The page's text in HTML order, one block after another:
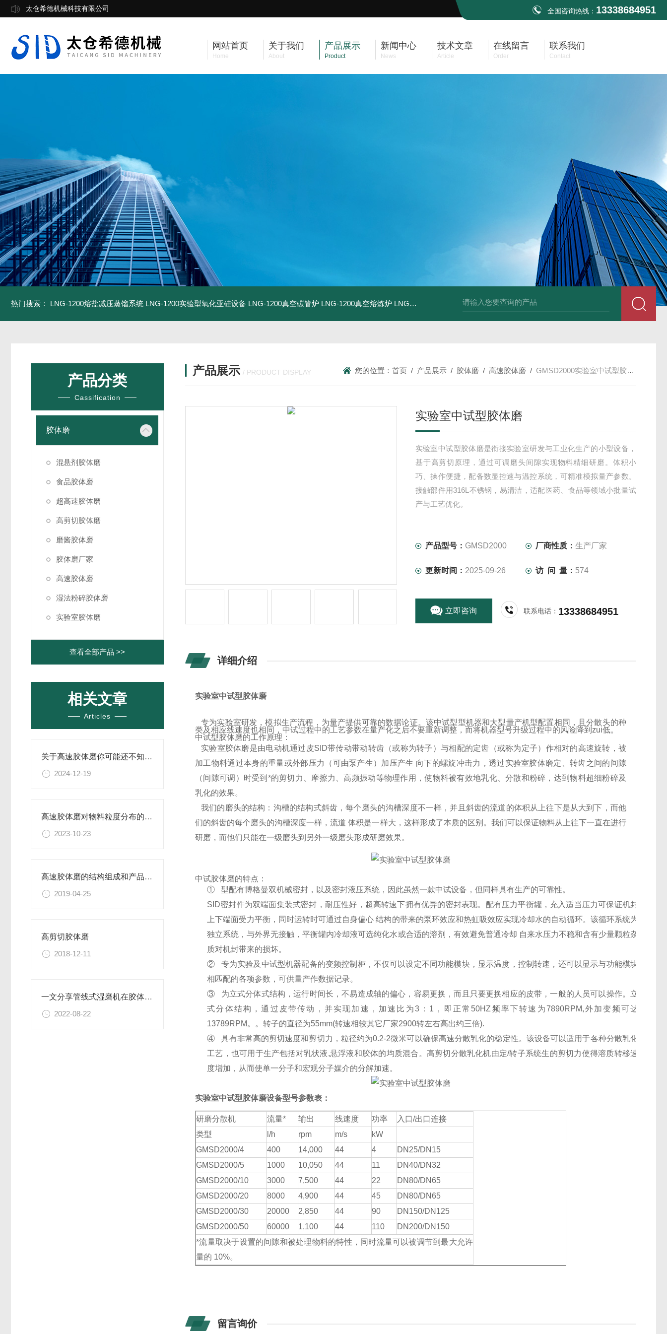
太仓希德机械科技有限公司 全国咨询热线： 13338684951
网站首页
Home
关于我们
About
产品展示
Product
新闻中心
News
技术文章
Article
在线留言
Order
联系我们
Contact
热门搜索： LNG-1200熔盐减压蒸馏系统 LNG-1200实验型氧化亚硅设备 LNG-1200真空碳管炉 LNG-1200真空熔炼炉 LNG-1200真空热压炉 LNG-1200真空钨丝炉 LNHZ-1200
产品分类
Cassification
胶体磨
混悬剂胶体磨
食品胶体磨
超高速胶体磨
高剪切胶体磨
磨酱胶体磨
胶体磨厂家
高速胶体磨
湿法粉碎胶体磨
实验室胶体磨
查看全部产品 >>
相关文章
Articles
关于高速胶体磨你可能还不知道！
2024-12-19
高速胶体磨对物料粒度分布的影响研究
2023-10-23
高速胶体磨的结构组成和产品优势
2019-04-25
高剪切胶体磨
2018-12-11
一文分享管线式湿磨机在胶体生产中有什么作用？
2022-08-22
产品展示 / PRODUCT DISPLAY 您的位置：首页 / 产品展示 / 胶体磨 /高速胶体磨 / GMSD2000实验室中试型胶体磨
实验室中试型胶体磨
实验室中试型胶体磨是衔接实验室研发与工业化生产的小型设备，
基于高剪切原理，通过可调磨头间隙实现物料精细研磨。体积小
巧、操作便捷，配备数显控速与温控系统，可精准模拟量产参数。
接触部件用316L不锈钢，易清洁，适配医药、食品等领域小批量试
产与工艺优化。
产品型号： GMSD2000 厂商性质：生产厂家
更新时间： 2025-09-26 访 问 量： 574
立即咨询 联系电话： 13338684951
详细介绍
实验室中试型胶体磨
专为实验室研发，模拟生产流程，为量产提供可靠的数据论证。该中试型型机器和大型量产机型配置相同，且分散头的种
类及相应线速度也相同，中试过程中的工艺参数在量产化之后不要重新调整，而将机器型号升级过程中的风险降到zui低。
中试型胶体磨的工作原理：
实验室胶体磨是由电动机通过皮SID带传动带动转齿（或称为转子）与相配的定齿（或称为定子）作相对的高速旋转，被
加工物料通过本身的重量或外部压力（可由泵产生）加压产生 向下的螺旋冲击力，透过实验室胶体磨定、转齿之间的间隙
（间隙可调）时受到*的剪切力、摩擦力、高频振动等物理作用，使物料被有效地乳化、分散和粉碎，达到物料超细粉碎及
乳化的效果。
我们的磨头的结构：沟槽的结构式斜齿，每个磨头的沟槽深度不一样，并且斜齿的流道的体积从上往下是从大到下，而他
们的斜齿的每个磨头的沟槽深度一样，流道 体积是一样大，这样形成了本质的区别。我们可以保证物料从上往下一直在进行
研磨，而他们只能在一级磨头到另外一级磨头形成研磨效果。
中试胶体磨的特点：
①
型配有博格曼双机械密封，以及密封液压系统，因此虽然一款中试设备，但同样具有生产的可靠性。
SID密封件为双端面集装式密封，耐压性好，超高转速下拥有优异的密封表现。配有压力平衡罐，充入适当压力可保证机封
上下端面受力平衡，同时运转时可通过自身偏心 结构的带来的泵环效应和热虹吸效应实现冷却水的自动循环。该循环系统为
独立系统，与外界无接触，平衡罐内冷却液可选纯化水或合适的溶剂，有效避免普通冷却 自来水压力不稳和含有少量颗粒杂
质对机封带来的损坏。
②
专为实验及中试型机器配备的变频控制柜，不仅可以设定不同功能模块，显示温度，控制转速，还可以显示与功能模块
相匹配的各项参数，可供量产作数据记录。
③
为立式分体式结构，运行时间长，不易造成轴的偏心，容易更换，而且只要更换相应的皮带，一般的人员可以操作。立
式分体结构，通过皮带传动，并实现加速，加速比为3：1，即正常50HZ频率下转速为7890RPM,外加变频可达
13789RPM。。转子的直径为55mm(转速相较其它厂家2900转左右高出约三倍).
④
具有非常高的剪切速度和剪切力，粒径约为0.2-2微米可以确保高速分散乳化的稳定性。该设备可以适用于各种分散乳化
工艺，也可用于生产包括对乳状液,悬浮液和胶体的均质混合。高剪切分散乳化机由定/转子系统生的剪切力使得溶质转移速
度增加，从而使单一分子和宏观分子媒介的分解加速。
实验室中试型胶体磨设备型号参数表：
研磨分散机 流量* 输出 线速度 功率 入口/出口连接
类型
l/h rpm m/s
kW
GMSD2000/4 400 14,000 44 4
DN25/DN15
GMSD2000/5 1000 10,050 44 11
DN40/DN32
GMSD2000/10 3000 7,500 44 22
DN80/DN65
GMSD2000/20 8000 4,900 44 45
DN80/DN65
GMSD2000/30 20000 2,850 44 90
DN150/DN125
GMSD2000/50 60000 1,100 44 110
DN200/DN150
*流量取决于设置的间隙和被处理物料的特性，同时流量可以被调节到最大允许
量的 10%。
留言询价